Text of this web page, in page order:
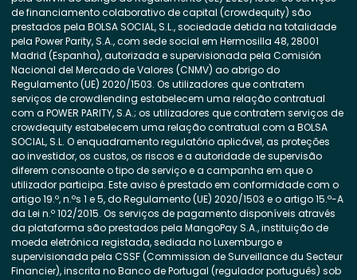
de financiamento colaborativo de capital (crowdequity) são
prestados pela BOLSA SOCIAL, S.L., sociedade detida na totalidade
pela Power Parity, S.A., com sede social em Hermosilla 48, 28001
Madrid (Espanha), autorizada e supervisionada pela Comisión
Nacional del Mercado de Valores (CNMV) ao abrigo do
Regulamento (UE) 2020/1503. Os utilizadores que contratem
serviços de crowdlending estabelecem uma relação contratual
com a POWER PARITY, S.A.; os utilizadores que contratem serviços de
crowdequity estabelecem uma relação contratual com a BOLSA
SOCIAL, S.L. O enquadramento regulatório aplicável, as proteções
ao investidor, os custos, os riscos e a autoridade de supervisão
diferem consoante o tipo de serviço e a campanha em que o
utilizador participa. Este aviso é prestado em conformidade com o
artigo 19.º, n.ºs 1 e 5, do Regulamento (UE) 2020/1503 e o artigo 15.º-A
da Lei n.º 102/2015. Os serviços de pagamento disponíveis através
da plataforma são prestados pela MangoPay S.A., instituição de
moeda eletrónica registada, sediada no Luxemburgo e
supervisionada pela CSSF (Commission de Surveillance du Secteur
Financier), inscrita no Banco de Portugal (regulador português) sob